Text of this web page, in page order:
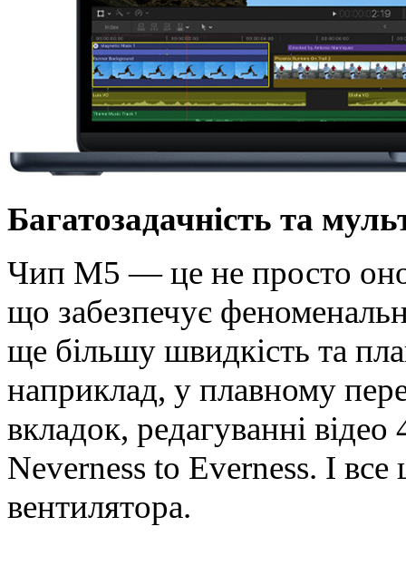
Багатозадачність та
Чип M5 — це не просто
що забезпечує
ще більшу швидкість та
наприклад, у плавному
вкладок, редагуванні
Neverness to Everness. І
вентилятора.